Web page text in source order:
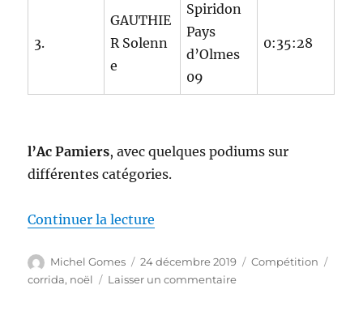
3.
GAUTHIE
R Solenn
e
Spiridon
Pays
d’Olmes
09
0:35:28
l’Ac Pamiers, avec quelques podiums sur
différentes catégories.
Continuer la lecture
Auteur
Michel Gomes
Publié
le
24 décembre 2019 Catégories
Compétition
corrida, noël Laisser un commentairesur